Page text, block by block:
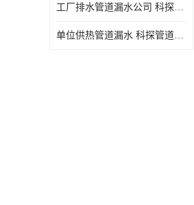
工厂排水管道漏水公司 科探管道工程 快速上门
单位供热管道漏水 科探管道工程 设备齐